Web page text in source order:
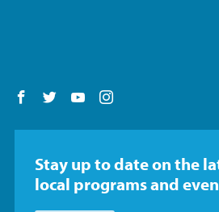
Follow us on Facebook
Follow us on Twitter
Follow us on YouTube
Stay up to date on the
local programs and